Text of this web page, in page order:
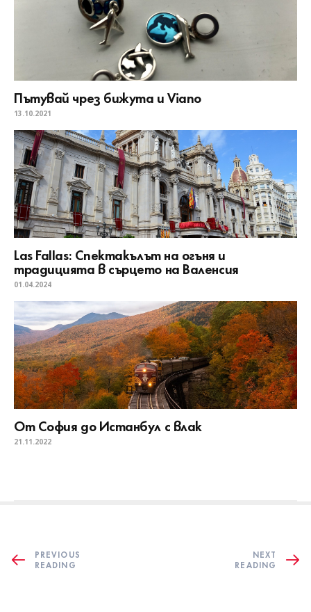
Пътувай чрез бижута и Viano
13.10.2021
Las Fallas: Спектакълът на огъня и
традицията в сърцето на Валенсия
01.04.2024
От София до Истанбул с влак
21.11.2022
PREVIOUS
READING
NEXT
READING